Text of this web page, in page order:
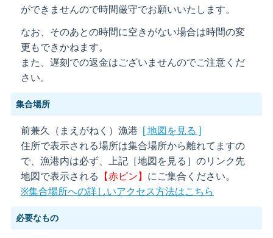
ができませんので時間厳守でお願いいたします。
なお、そのあとの時間に空きがない場合は時間の変
更もできかねます。
また、遅刻での返金はございませんのでご注意くだ
さい。
集合場所
前兼久（まえがねく）漁港
[ 地図を見る ]
住所で表示される場所は集合場所から離れてますの
で、漁港内は必ず、上記［地図を見る］のリンク先
地図で表示される
【赤ピン】 にご集合ください。
※集合場所への詳しいアクセス方法はこちら
必要なもの